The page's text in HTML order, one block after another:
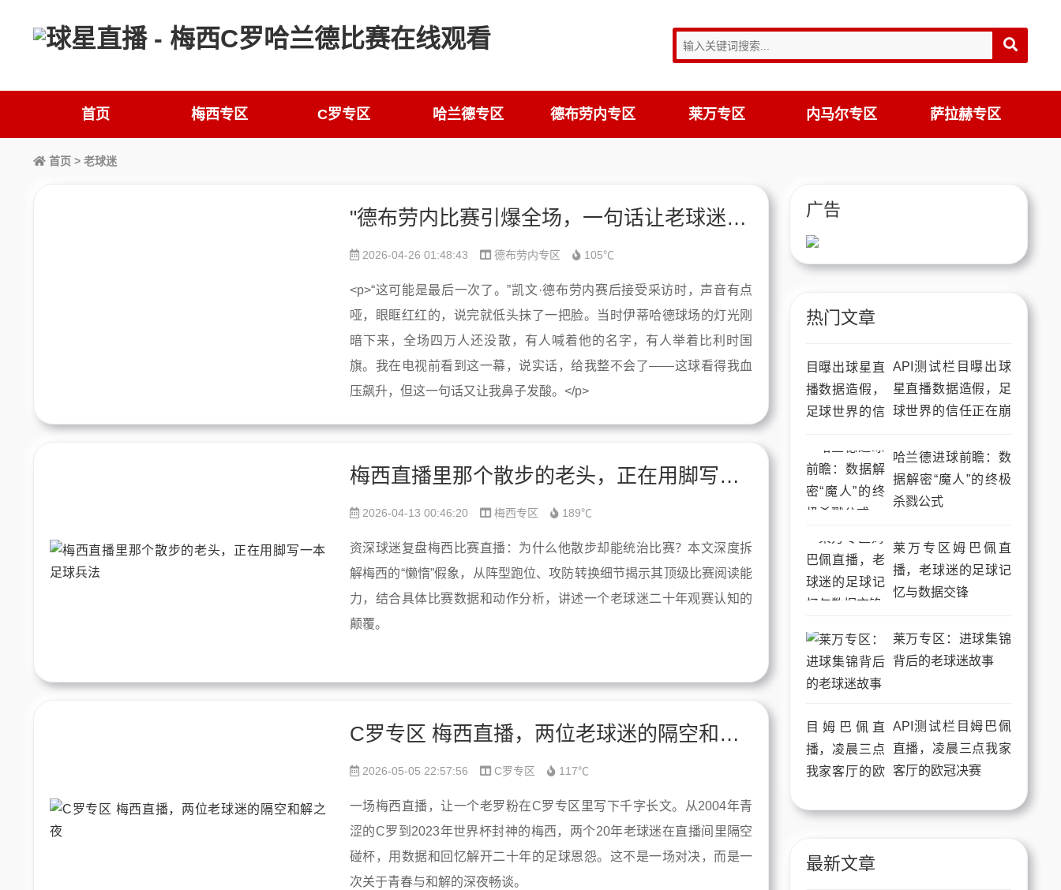
首页 梅西专区 C罗专区 哈兰德专区 德布劳内专区 莱万专区 内马尔专区 萨拉赫专区
首页 > 老球迷
"德布劳内比赛引爆全场，一句话让老球迷破防"
2026-04-26 01:48:43 德布劳内专区 105℃
<p>“这可能是最后一次了。”凯文·德布劳内赛后接受采访时，声音有点
哑，眼眶红红的，说完就低头抹了一把脸。当时伊蒂哈德球场的灯光刚
暗下来，全场四万人还没散，有人喊着他的名字，有人举着比利时国
旗。我在电视前看到这一幕，说实话，给我整不会了——这球看得我血
压飙升，但这一句话又让我鼻子发酸。</p>
梅西直播里那个散步的老头，正在用脚写一本足球兵法
2026-04-13 00:46:20 梅西专区 189℃
资深球迷复盘梅西比赛直播：为什么他散步却能统治比赛？本文深度拆
解梅西的“懒惰”假象，从阵型跑位、攻防转换细节揭示其顶级比赛阅读能
力，结合具体比赛数据和动作分析，讲述一个老球迷二十年观赛认知的
颠覆。
C罗专区 梅西直播，两位老球迷的隔空和解之夜
2026-05-05 22:57:56 C罗专区 117℃
一场梅西直播，让一个老罗粉在C罗专区里写下千字长文。从2004年青
涩的C罗到2023年世界杯封神的梅西，两个20年老球迷在直播间里隔空
碰杯，用数据和回忆解开二十年的足球恩怨。这不是一场对决，而是一
次关于青春与和解的深夜畅谈。
广告
热门文章
API测试栏目曝出球
星直播数据造假，足
球世界的信任正在崩
哈兰德进球前瞻：数
据解密“魔人”的终极
杀戮公式
莱万专区姆巴佩直
播，老球迷的足球记
忆与数据交锋
莱万专区：进球集锦
背后的老球迷故事
API测试栏目姆巴佩
直播，凌晨三点我家
客厅的欧冠决赛
最新文章